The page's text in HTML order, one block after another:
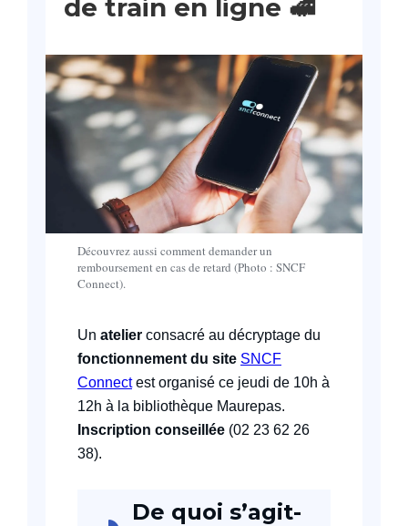
de train en ligne 🚅
Découvrez aussi comment demander un
remboursement en cas de retard (Photo : SNCF
Connect).
Un atelier consacré au décryptage du
fonctionnement du site SNCF
Connectest organisé ce jeudi de 10h à
12h à la bibliothèque Maurepas.
Inscription conseillée (02 23 62 26
38).
De quoi s’agit-